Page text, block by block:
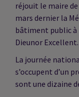
réjouit le maire
mars dernier la
bâtiment public à
Dieunor Excellent.
La journée
s’occupent d’un
sont une dizaine